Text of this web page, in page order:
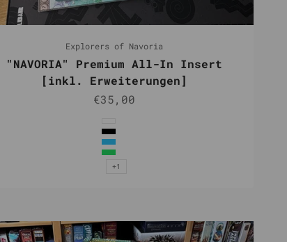
Explorers of Navoria
"NAVORIA" Premium All-In Insert
[inkl. Erweiterungen]
Angebot
€35,00
Weiß
Schwarz
Hellblau
Grün
+1